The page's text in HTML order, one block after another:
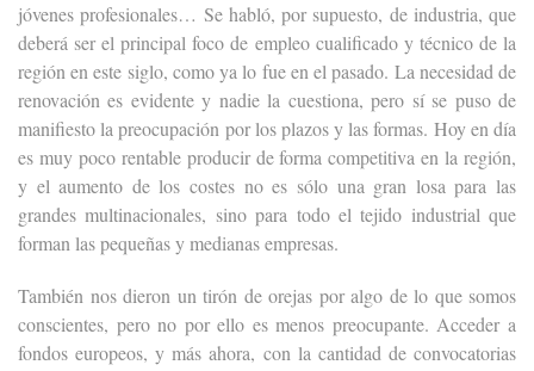
jóvenes profesionales… Se habló, por supuesto, de industria, que
deberá ser el principal foco de empleo cualificado y técnico de la
región en este siglo, como ya lo fue en el pasado. La necesidad de
renovación es evidente y nadie la cuestiona, pero sí se puso de
manifiesto la preocupación por los plazos y las formas. Hoy en día
es muy poco rentable producir de forma competitiva en la región,
y el aumento de los costes no es sólo una gran losa para las
grandes multinacionales, sino para todo el tejido industrial que
forman las pequeñas y medianas empresas.
También nos dieron un tirón de orejas por algo de lo que somos
conscientes, pero no por ello es menos preocupante. Acceder a
fondos europeos, y más ahora, con la cantidad de convocatorias